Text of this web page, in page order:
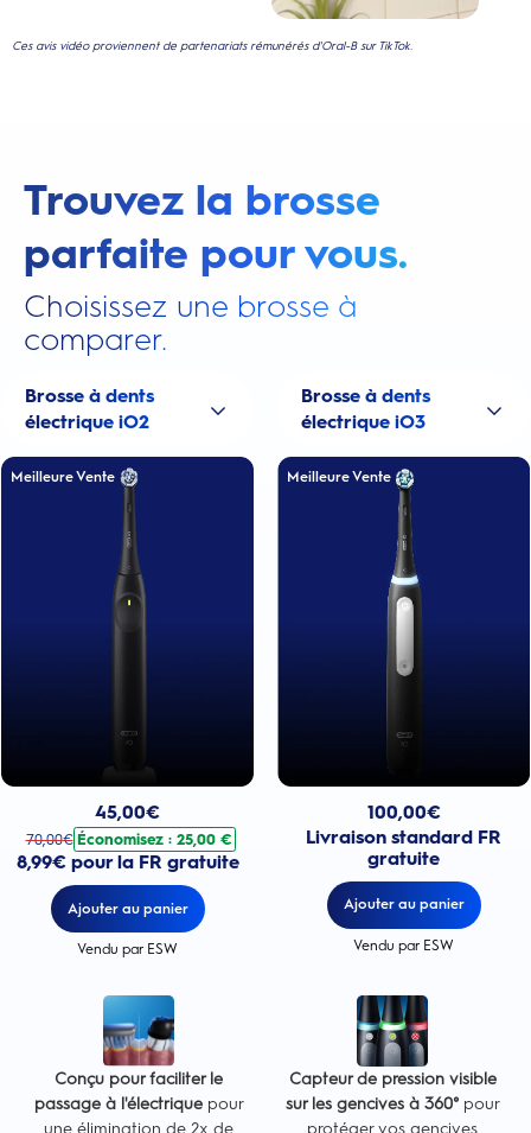
Ces avis vidéo proviennent de partenariats rémunérés d'Oral-B sur TikTok.
Trouvez la brosse
parfaite pour vous.
Choisissez une brosse à
comparer.
Brosse à dents
électrique iO2
Meilleure Vente
45,00€
70,00€ Économisez : 25,00 €
8,99€ pour la FR gratuite
Ajouter au panier
Vendu par ESW
Brosse à dents
électrique iO3
Meilleure Vente
100,00€
Livraison standard FR
gratuite
Ajouter au panier
Vendu par ESW
Conçu pour faciliter le
passage à l'électriquepour
Capteur de pression visible
sur les gencives à 360°pour